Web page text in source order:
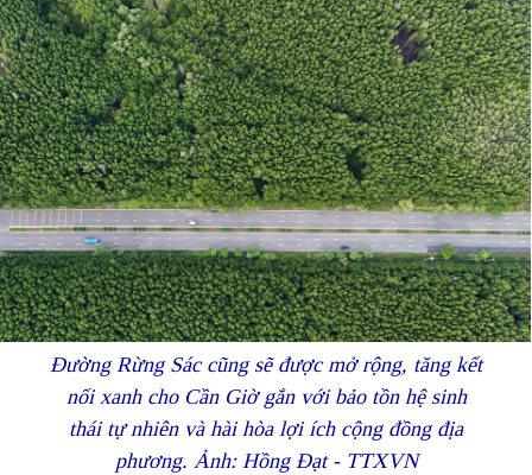
Đường Rừng Sác cũng sẽ được mở rộng, tăng kết
nối xanh cho Cần Giờ gắn với bảo tồn hệ sinh
thái tự nhiên và hài hòa lợi ích cộng đồng địa
phương. Ảnh: Hồng Đạt - TTXVN